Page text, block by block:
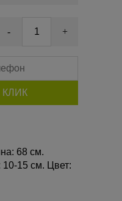
- +
68 см.
15 см. Цвет: